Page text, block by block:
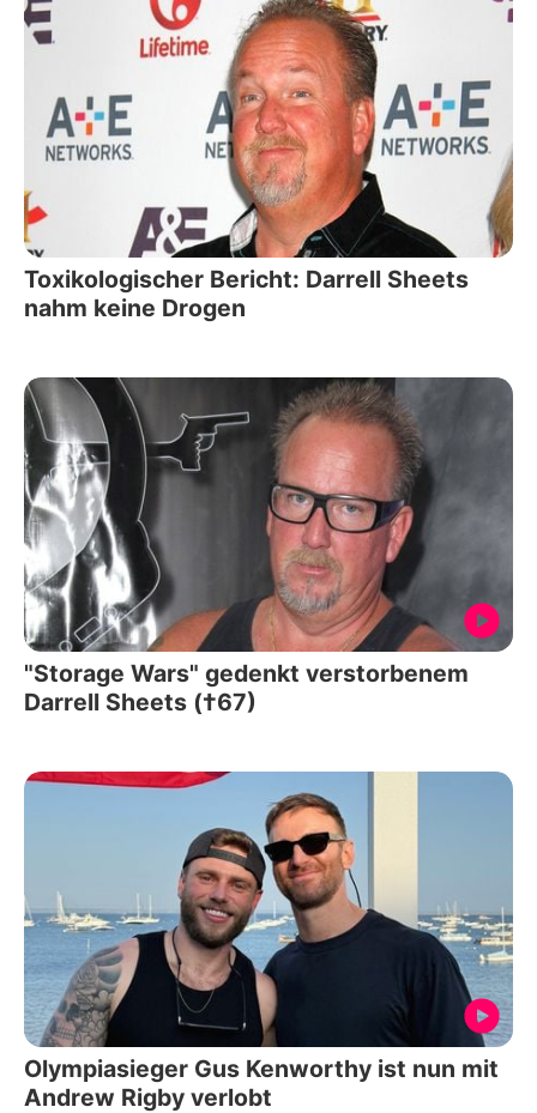
Toxikologischer Bericht: Darrell Sheets
nahm keine Drogen
"Storage Wars" gedenkt verstorbenem
Darrell Sheets (†67)
Olympiasieger Gus Kenworthy ist nun mit
Andrew Rigby verlobt